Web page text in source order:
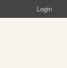
Login